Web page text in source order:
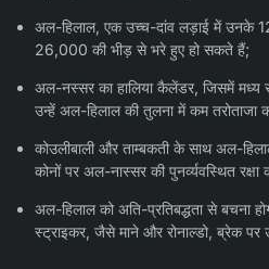
अल-हिलाल, एक उच्च-दांव लड़ाई में उनके
26,000 की भीड़ से भरे हुए हो सकते हैं;
अल-नस्सर का हालिया कैलेंडर, जिसमें मध्य
उन्हें अल-हिलाल की तुलना में कम तरोताजा
कोउलीबाली और ताम्बकती के साथ अल-
कोनों पर अल-नास्सर की पुनर्व्यवस्थित
अल-हिलाल को अति-प्रतिबद्धता से बचना
स्ट्राइकर, जैसे माने और रोनाल्डो, ब्रेक पर